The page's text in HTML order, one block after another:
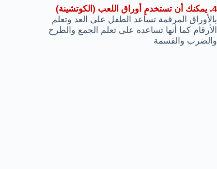
4. يمكنك أن تستخدمِ أوراق اللعب (الكوتشينة)
بالأوراق المرقمة تساعد الطفل على العد وتعلم
الأرقام كما أنها تساعده على تعلم الجمع والطرح
والضرب والقسمة